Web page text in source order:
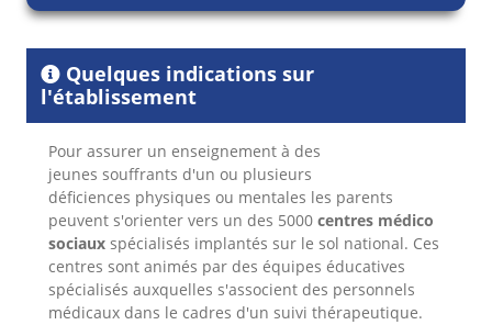
Quelques indications sur
l'établissement
Pour assurer un enseignement à des
jeunes souffrants d'un ou plusieurs
déficiences physiques ou mentales les parents
peuvent s'orienter vers un des 5000 centres médico
sociaux spécialisés implantés sur le sol national. Ces
centres sont animés par des équipes éducatives
spécialisés auxquelles s'associent des personnels
médicaux dans le cadres d'un suivi thérapeutique.